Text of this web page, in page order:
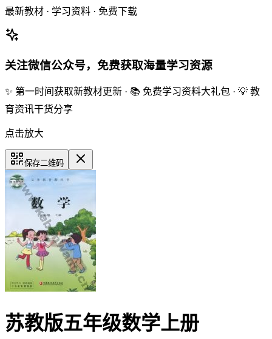
最新教材 · 学习资料 · 免费下载
关注微信公众号，免费获取海量学习资源
✨ 第一时间获取新教材更新 · 📚 免费学习资料大礼包 · 💡 教
育资讯干货分享
点击放大
保存二维码
苏教版五年级数学上册